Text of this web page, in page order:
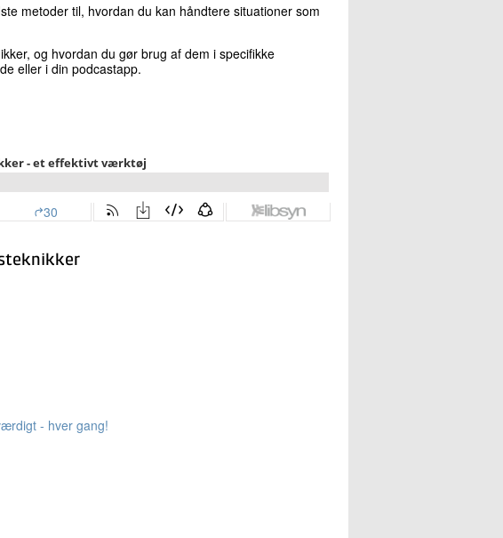
metoder til, hvordan du kan håndtere situationer som
og hvordan du gør brug af dem i specifikke
eller i din podcastapp.
- hver gang!